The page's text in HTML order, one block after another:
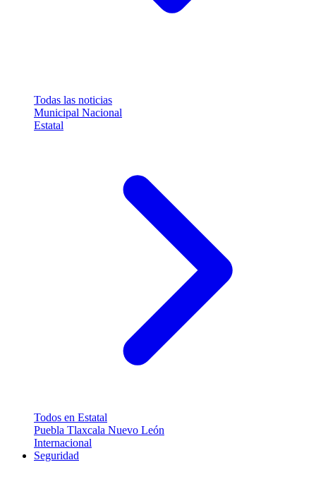
Todas las noticias
Municipal Nacional
Estatal
Todos en Estatal
Puebla Tlaxcala Nuevo León
Internacional
Seguridad